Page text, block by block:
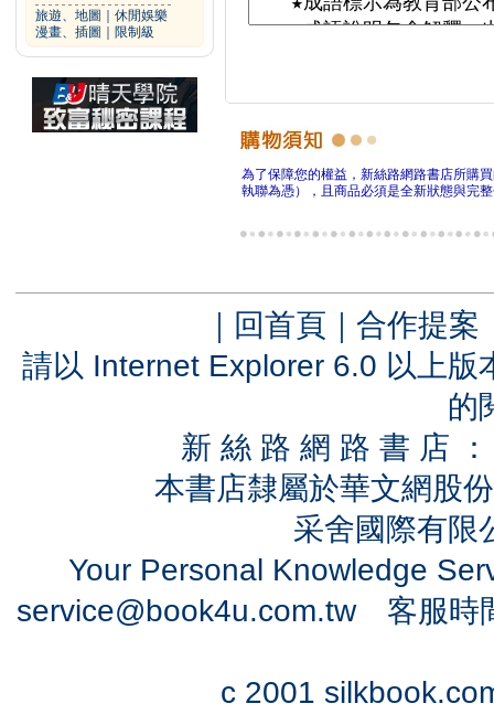
旅遊、地圖
休閒娛樂
漫畫、插圖
限制級
為了保障您的權益，新絲路網路書店所購
執聯為憑），且商品必須是全新狀態與完
｜ 回首頁 ｜ 合作提案
請以 Internet Explorer 6.0 以上
的
新 絲 路 網 路 書 店
本書店隸屬於華文網股
采舍國際有
Your Personal Knowledge
service@book4u.com.tw客服時
c 2001